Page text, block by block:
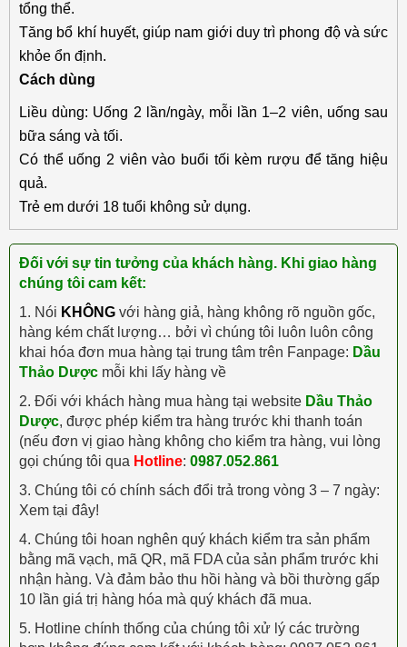
tổng thể.
Tăng bổ khí huyết, giúp nam giới duy trì phong độ và sức
khỏe ổn định.
Cách dùng
Liều dùng: Uống 2 lần/ngày, mỗi lần 1–2 viên, uống sau
bữa sáng và tối.
Có thể uống 2 viên vào buổi tối kèm rượu để tăng hiệu
quả.
Trẻ em dưới 18 tuổi không sử dụng.
Đối với sự tin tưởng của khách hàng. Khi giao hàng
chúng tôi cam kết:
1. Nói KHÔNG với hàng giả, hàng không rõ nguồn gốc,
hàng kém chất lượng… bởi vì chúng tôi luôn luôn công
khai hóa đơn mua hàng tại trung tâm trên Fanpage: Dầu
Thảo Dược mỗi khi lấy hàng về
2. Đối với khách hàng mua hàng tại website Dầu Thảo
Dược, được phép kiểm tra hàng trước khi thanh toán
(nếu đơn vị giao hàng không cho kiểm tra hàng, vui lòng
gọi chúng tôi qua Hotline: 0987.052.861
3. Chúng tôi có chính sách đổi trả trong vòng 3 – 7 ngày:
Xem tại đây!
4. Chúng tôi hoan nghên quý khách kiểm tra sản phẩm
bằng mã vạch, mã QR, mã FDA của sản phẩm trước khi
nhận hàng. Và đảm bảo thu hồi hàng và bồi thường gấp
10 lần giá trị hàng hóa mà quý khách đã mua.
5. Hotline chính thống của chúng tôi xử lý các trường